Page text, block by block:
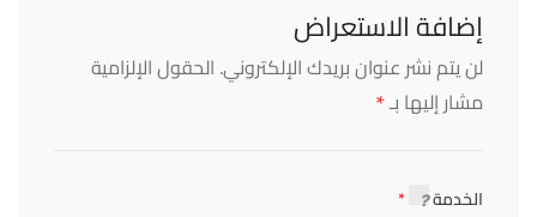
إضافة الاستعراض
لن يتم نشر عنوان بريدك الإلكتروني. الحقول الإلزامية
مشار إليها بـ*
الخدمة